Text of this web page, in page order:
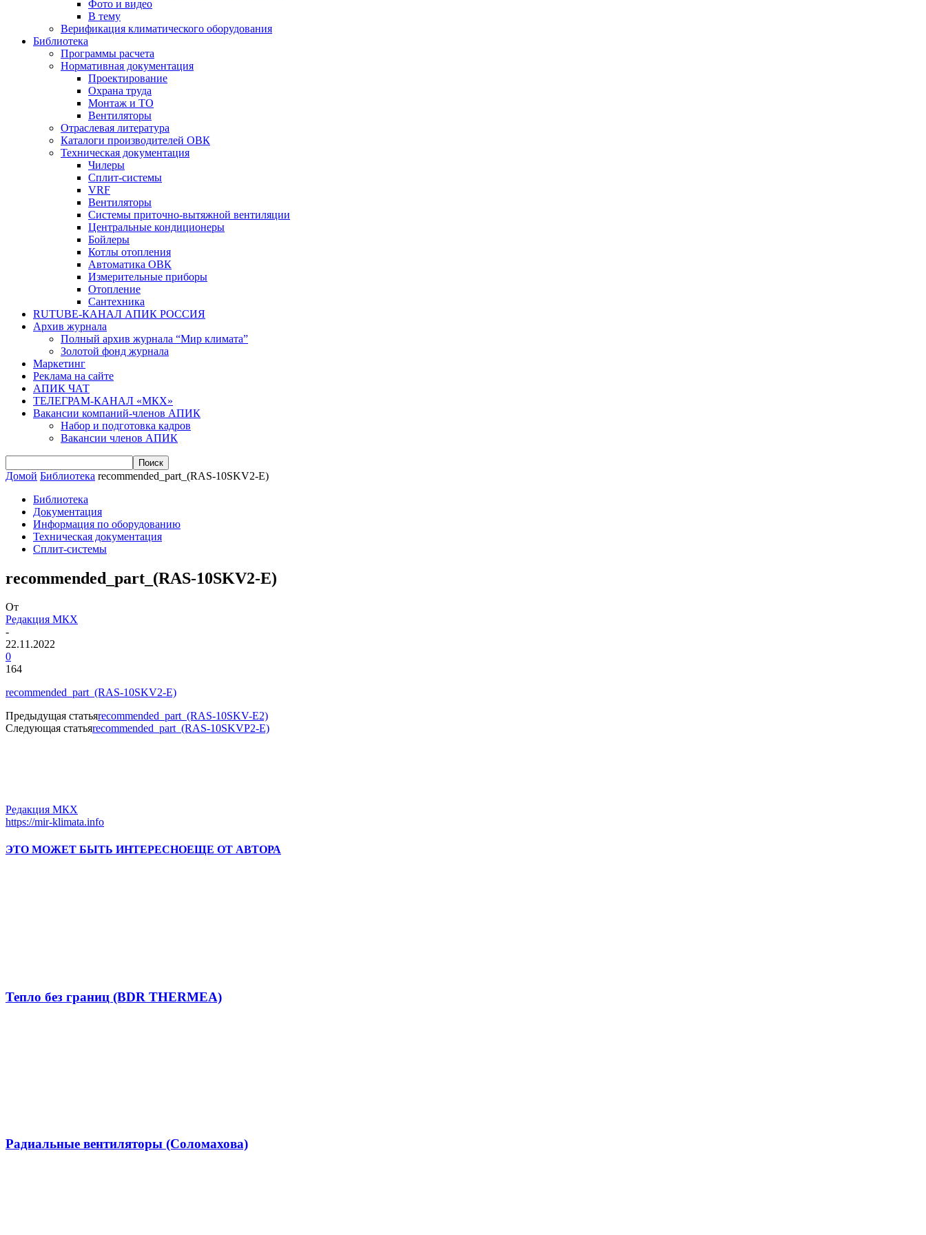
Фото и видео
В тему
Верификация климатического оборудования
Библиотека
Программы расчета
Нормативная документация
Проектирование
Охрана труда
Монтаж и ТО
Вентиляторы
Отраслевая литература
Каталоги производителей ОВК
Техническая документация
Чилеры
Сплит-системы
VRF
Вентиляторы
Системы приточно-вытяжной вентиляции
Центральные кондиционеры
Бойлеры
Котлы отопления
Автоматика ОВК
Измерительные приборы
Отопление
Сантехника
RUTUBE-КАНАЛ АПИК РОССИЯ
Архив журнала
Полный архив журнала “Мир климата”
Золотой фонд журнала
Маркетинг
Реклама на сайте
АПИК ЧАТ
ТЕЛЕГРАМ-КАНАЛ «МКХ»
Вакансии компаний-членов АПИК
Набор и подготовка кадров
Вакансии членов АПИК
Домой Библиотека recommended_part_(RAS-10SKV2-E)
Библиотека
Документация
Информация по оборудованию
Техническая документация
Сплит-системы
recommended_part_(RAS-10SKV2-E)
От
Редакция МКХ
-
22.11.2022
0
164
recommended_part_(RAS-10SKV2-E)
Предыдущая статьяrecommended_part_(RAS-10SKV-E2)
Следующая статьяrecommended_part_(RAS-10SKVP2-E)
Редакция МКХ
https://mir-klimata.info
ЭТО МОЖЕТ БЫТЬ ИНТЕРЕСНОЕЩЕ ОТ АВТОРА
Тепло без границ (BDR THERMEA)
Радиальные вентиляторы (Соломахова)